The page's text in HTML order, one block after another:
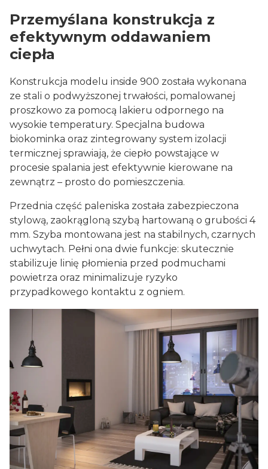
Przemyślana konstrukcja z
efektywnym oddawaniem
ciepła
Konstrukcja modelu inside 900 została wykonana
ze stali o podwyższonej trwałości, pomalowanej
proszkowo za pomocą lakieru odpornego na
wysokie temperatury. Specjalna budowa
biokominka oraz zintegrowany system izolacji
termicznej sprawiają, że ciepło powstające w
procesie spalania jest efektywnie kierowane na
zewnątrz – prosto do pomieszczenia.
Przednia część paleniska została zabezpieczona
stylową, zaokrągloną szybą hartowaną o grubości 4
mm. Szyba montowana jest na stabilnych, czarnych
uchwytach. Pełni ona dwie funkcje: skutecznie
stabilizuje linię płomienia przed podmuchami
powietrza oraz minimalizuje ryzyko
przypadkowego kontaktu z ogniem.